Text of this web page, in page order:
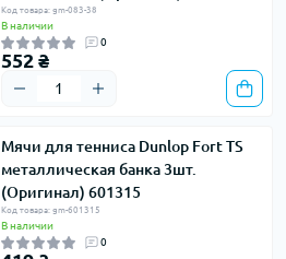
Код товара: gm-083-38
В наличии
0
552 ₴
Мячи для тенниса Dunlop Fort TS
металлическая банка 3шт.
(Оригинал) 601315
Код товара: gm-601315
В наличии
0